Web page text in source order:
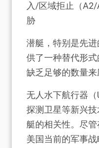
入/区域拒止（
胁
潜艇，特别是先
供了一种替代形
缺乏足够的数量
无人水下航行器
探测卫星等新兴
艇的相关性。尽
美国当前的军事